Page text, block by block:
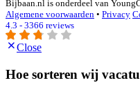
Bijbaan.nl is onderdeel van
Algemene voorwaarden • Privacy
4.3 - 3366 reviews
Close
Hoe sorteren wij